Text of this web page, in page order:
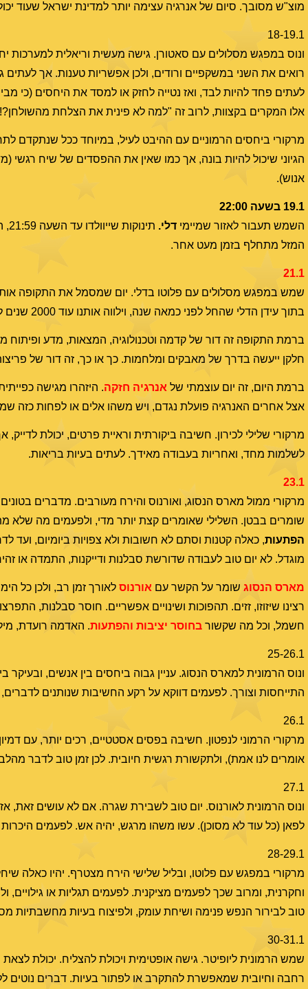
מוצ"ש מסובך. סיום של אנרגיה עצימה יותר למדינת ישראל שעוד
18-19.1
ונוס במפגש מסלולים עם סאטורן. גישה מעשית וריאלית למערכות
רואים את השני במשקפיים ורודים, ולכן אפשריות טענות. אך לעתים
לעתים פחד להיות לבד, ואז נטייה לחזק או למסד את היחסים (כי
אלו המקרים בקצוות, לרוב זה "למה לא פינית את הצלחת
מרקורי ביחסים הרמוניים עם ההיבט לעיל, במיוחד ככל שנתקדם
הגיוני שיכול להיות בונה, אך כמו שאין את ההפסדים של שיח
אנוש).
19.1 בשעה 22:00
השמש תעבור לאזור שמיימי דלי.
המזל מתחלף בזמן מעט אחר.
21.1
בתוך עידן הדלי שהחל לפני כמאה שנה, וילווה אותנו עוד 2000 שנים לערך.
חלקן ייעשה בדרך של מאבקים ומלחמות. כך או כך, זה דור של
ברמת היום, זה יום עוצמתי של אנרגיה חזקה. היזהרו מגישה
אצל אחרים האנרגיה פועלת נגדם, ויש משהו אלים או לפחות כזה
מרקורי שלילי לכירון. חשיבה ביקורתית וראיית פרטים, יכולת
לשלמות מחד, ואחריות בעבודה מאידך. לעתים בעיות בריאות.
23.1
מרקורי ממול מארס הנסוג, ואורנוס והירח מעורבים. מדברים
שומרים בבטן. השלילי שאומרים קצת יותר מדי, ולפעמים מה שלא
הפתעות, כאלה קטנות וסתם לא חשובות ולא צפויות ביומיום, ועד
מוגדל. לא יום טוב לעבודה שדורשת סבלנות ודייקנות, התמדה או
מארס הנסוג שומר על הקשר עם אורנוס לאורך זמן רב, ולכן כל
רצינו שיזוזו, זזים. תהפוכות ושינויים אפשריים. חוסר סבלנות,
חשמל, וכל מה שקשור בחוסר יציבות והפתעות. האדמה רועדת,
25-26.1
ונוס הרמונית למארס הנסוג. עניין גבוה ביחסים בין אנשים,
התייחסות וצורך. לפעמים דווקא על רקע החשיבות שנותנים
26.1
מרקורי הרמוני לנפטון. חשיבה בפסים אסטטיים, רכים יותר, עם
אומרים לנו אמת), ולתקשורת רגשית חיובית. לכן זמן טוב לדבר
27.1
ונוס הרמונית לאורנוס. יום טוב לשבירת שגרה. אם לא עושים זאת,
לפאן (כל עוד לא מסוכן). עשו משהו מרגש, יהיה אש. לפעמים
28-29.1
מרקורי במפגש עם פלוטו, ובליל שלישי הירח מצטרף. יהיו כאלה
וחקרנית, ומרוב שכך לפעמים מציקנית. לפעמים תגליות או
טוב לבירור הנפש פנימה ושיחת עומק, ולפיצוח בעיות מחשבתיות
30-31.1
שמש הרמונית ליופיטר. גישה אופטימית ויכולת להצליח. יכולת
רחבה וחיובית שמאפשרת להתקרב או לפתור בעיות. דברים נוטים